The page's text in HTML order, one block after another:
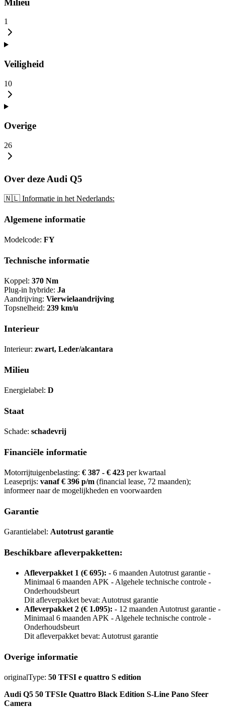
1
Veiligheid
10
Overige
26
Over deze Audi Q5
🇳🇱 Informatie in het Nederlands:
Algemene informatie
Modelcode: FY
Technische informatie
Koppel: 370 Nm
Plug-in hybride: Ja
Aandrijving: Vierwielaandrijving
Topsnelheid: 239 km/u
Interieur
Interieur: zwart, Leder/alcantara
Milieu
Energielabel: D
Staat
Schade: schadevrij
Financiële informatie
Motorrijtuigenbelasting: € 387 - € 423 per kwartaal
Leaseprijs: vanaf € 396 p/m (financial lease, 72 maanden);
informeer naar de mogelijkheden en voorwaarden
Garantie
Garantielabel: Autotrust garantie
Beschikbare afleverpakketten:
Afleverpakket 1 (€ 695): - 6 maanden Autotrust garantie -
Minimaal 6 maanden APK - Algehele technische controle -
Onderhoudsbeurt
Dit afleverpakket bevat: Autotrust garantie
Afleverpakket 2 (€ 1.095): - 12 maanden Autotrust garantie -
Minimaal 6 maanden APK - Algehele technische controle -
Onderhoudsbeurt
Dit afleverpakket bevat: Autotrust garantie
Overige informatie
originalType: 50 TFSI e quattro S edition
Audi Q5 50 TFSIe Quattro Black Edition S-Line Pano Sfeer
Camera